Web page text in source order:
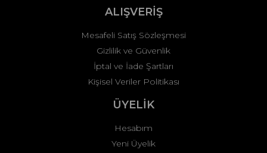
ALIŞVERİŞ
Mesafeli Satış Sözleşmesi
Gizlilik ve Güvenlik
İptal ve İade Şartları
Kişisel Veriler Politikası
ÜYELİK
Hesabım
Yeni Üyelik